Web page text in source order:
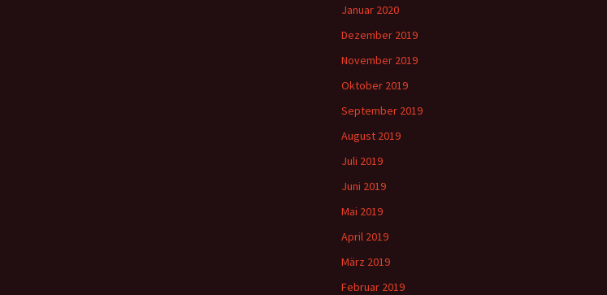
Januar 2020
Dezember 2019
November 2019
Oktober 2019
September 2019
August 2019
Juli 2019
Juni 2019
Mai 2019
April 2019
März 2019
Februar 2019